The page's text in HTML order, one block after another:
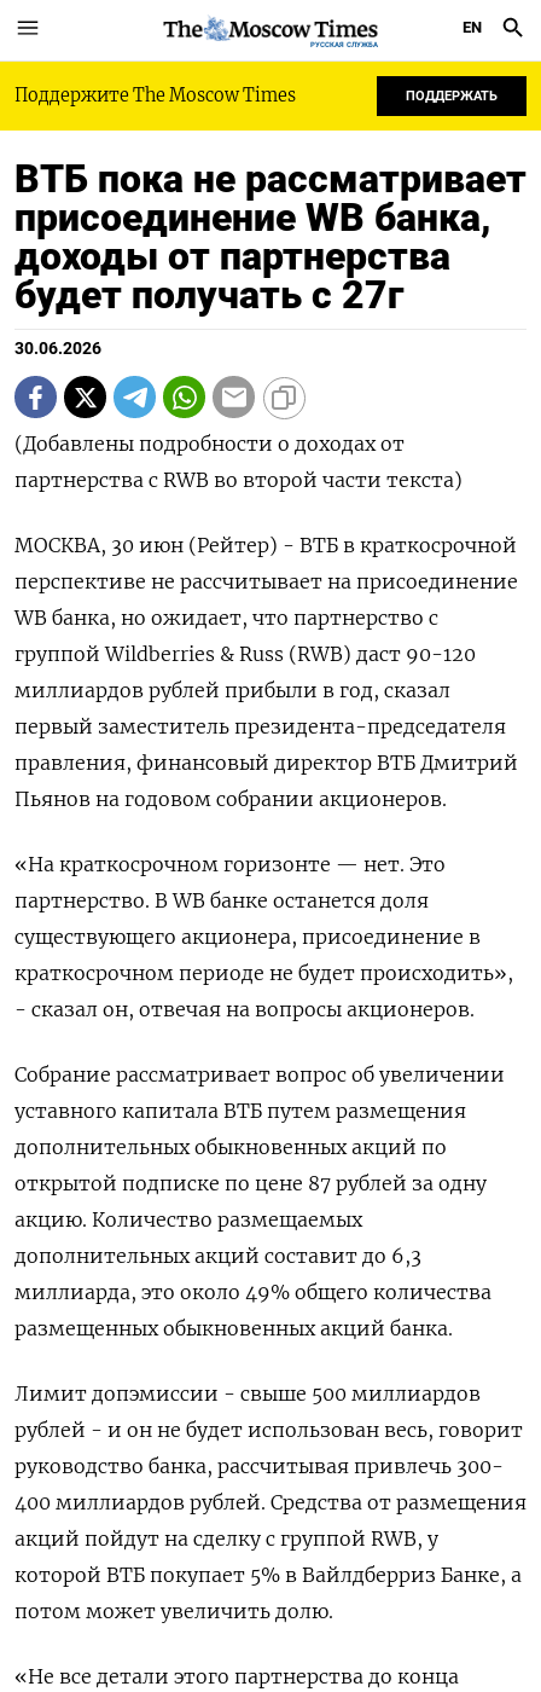
РУССКАЯ СЛУЖБА
EN
Поддержите The Moscow Times ПОДДЕРЖАТЬ
ВТБ пока не рассматривает
присоединение WB банка,
доходы от партнерства
будет получать с 27г
30.06.2026
(Добавлены подробности о доходах от
партнерства с RWB во второй части текста)
МОСКВА, 30 июн (Рейтер) - ВТБ в краткосрочной
перспективе не рассчитывает на присоединение
WB банка, но ожидает, что партнерство с
группой Wildberries & Russ (RWB) даст 90-120
миллиардов рублей прибыли в год, сказал
первый заместитель президента-председателя
правления, финансовый директор ВТБ Дмитрий
‌Пьянов на годовом собрании акционеров.
«На краткосрочном горизонте — нет. Это
партнерство. В WB банке останется доля
существующего акционера, присоединение в
краткосрочном периоде не будет происходить»,
- сказал он, отвечая на вопросы акционеров.
Собрание рассматривает вопрос об увеличении
уставного капитала ВТБ путем размещения
дополнительных обыкновенных акций по
открытой подписке ​по цене 87 рублей за одну
акцию. ​Количество размещаемых
дополнительных акций составит до 6,3
миллиарда, ​это около 49% ⁠общего количества
размещенных обыкновенных акций банка.
Лимит допэмиссии - свыше 500 миллиардов
рублей - и он не будет использован весь, ‌говорит
руководство банка, рассчитывая привлечь 300-
400 миллиардов рублей. Средства ‌от размещения
акций пойдут на сделку с группой RWB, у
которой ВТБ покупает 5% в Вайлдберриз Банке, а
потом может увеличить долю.
«Не ​все детали этого партнерства до конца